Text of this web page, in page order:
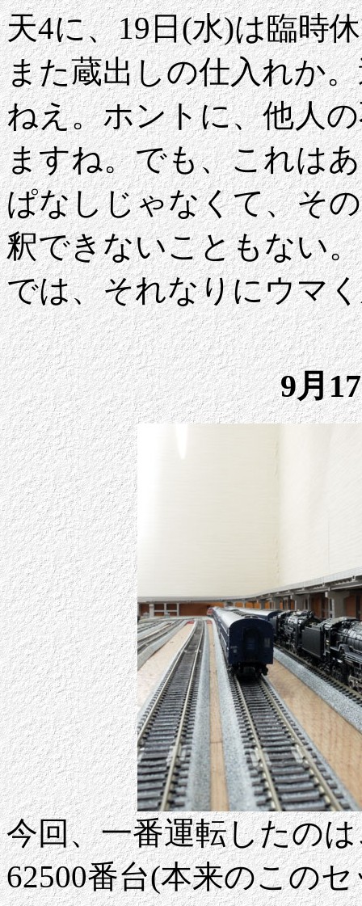
天4に、19日(水)は臨時
また蔵出しの仕入れか
ねえ。ホントに、他人
ますね。でも、これは
ぱなしじゃなくて、そ
釈できないこともない
では、それなりにウマ
9月
今回、一番運転したの
62500番台(本来のこの